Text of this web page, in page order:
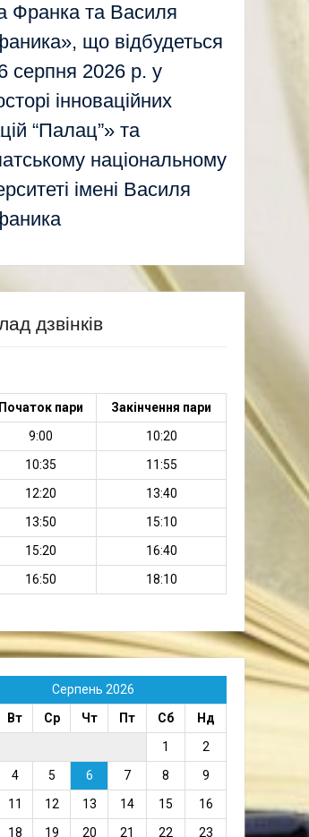
Франка та Василя
що відбудеться
серпня 2026 р. у
інноваційних
“Палац”» та
національному
імені Василя
дзвінків
Початок пари
Закінчення пари
9:00
10:20
10:35
11:55
12:20
13:40
13:50
15:10
15:20
16:40
16:50 18:10
Серпень 2026
Вт Ср Чт Пт Сб
Нд
1
2
4 5 6 7 8
9
11 12 13 14 15
16
18 19 20 21 22 23